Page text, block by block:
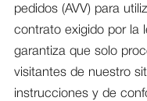
pedidos (AVV) para
contrato exigido por la
garantiza que solo
visitantes de nuestro
instrucciones y de